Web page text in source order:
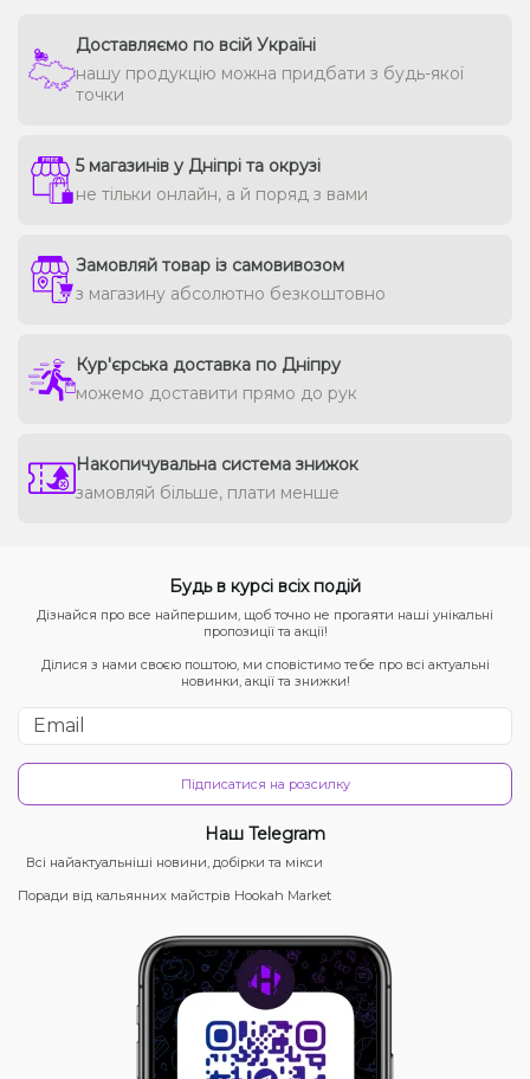
Доставляємо по всій Україні
нашу продукцію можна придбати з будь-якої
точки
5 магазинів у Дніпрі та окрузі
не тільки онлайн, а й поряд з вами
Замовляй товар із самовивозом
з магазину абсолютно безкоштовно
Кур'єрська доставка по Дніпру
можемо доставити прямо до рук
Накопичувальна система знижок
замовляй більше, плати менше
Будь в курсі всіх подій
Дізнайся про все найпершим, щоб точно не прогаяти наші унікальні
пропозиції та акції!
Ділися з нами своєю поштою, ми сповістимо тебе про всі актуальні
новинки, акції та знижки!
Підписатися на розсилку
Наш Telegram
Всі найактуальніші новини, добірки та мікси
Поради від кальянних майстрів Hookah Market